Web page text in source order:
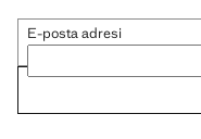
E-posta adresi